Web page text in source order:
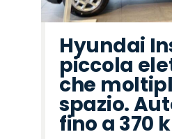
Hyundai
piccola
che
spazio.
fino a 370